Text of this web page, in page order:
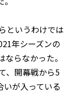
というわけでは
年シーズンの
らなかった。
、開幕戦から5
が入っている